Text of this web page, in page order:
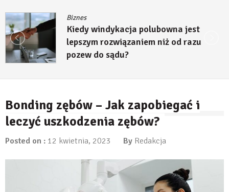
Biznes
Kiedy windykacja polubowna jest
lepszym rozwiązaniem niż od razu
pozew do sądu?
Bonding zębów – Jak zapobiegać i
leczyć uszkodzenia zębów?
Posted on : 12 kwietnia, 2023 By Redakcja